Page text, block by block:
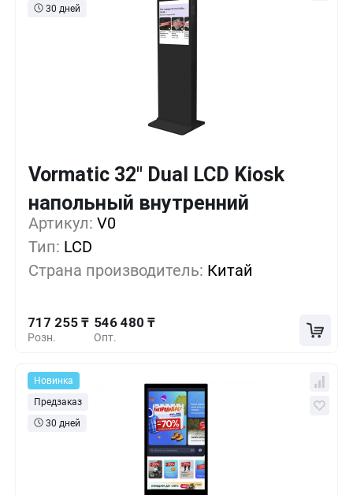
30 дней
Vormatic 32" Dual LCD Kiosk
напольный внутренний
Артикул: V0
Тип: LCD
Страна производитель: Китай
Розн.
717 255 ₸
Опт.
546 480 ₸
1+
5+
10+ -15%
Новинка
Предзаказ
30 дней